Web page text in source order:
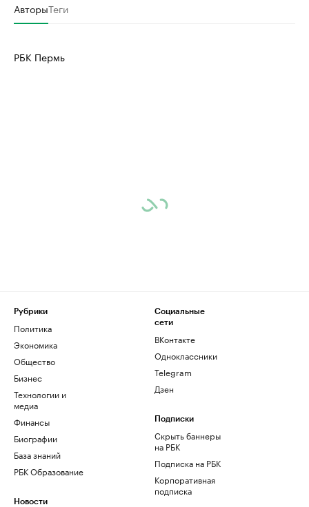
АвторыТеги
РБК Пермь
Рубрики
Политика
Экономика
Общество
Бизнес
Технологии и
медиа
Финансы
Биографии
База знаний
РБК Образование
Новости
Социальные
сети
ВКонтакте
Одноклассники
Telegram
Дзен
Подписки
Скрыть баннеры
на РБК
Подписка на РБК
Корпоративная
подписка